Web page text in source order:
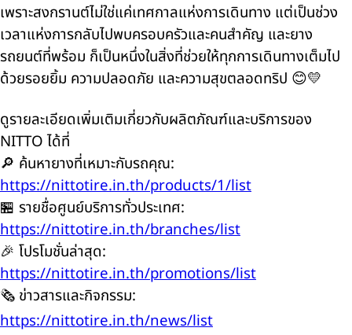
เพราะสงกรานต์ไม่ใช่แค่เทศกาลแห่งการเดินทาง แต่เป็นช่วง
เวลาแห่งการกลับไปพบครอบครัวและคนสำคัญ และยาง
รถยนต์ที่พร้อม ก็เป็นหนึ่งในสิ่งที่ช่วยให้ทุกการเดินทางเต็มไป
ด้วยรอยยิ้ม ความปลอดภัย และความสุขตลอดทริป 😊💛
ดูรายละเอียดเพิ่มเติมเกี่ยวกับผลิตภัณฑ์และบริการของ
NITTO ได้ที่
🔎 ค้นหายางที่เหมาะกับรถคุณ:
https://nittotire.in.th/products/1/list
🏪 รายชื่อศูนย์บริการทั่วประเทศ:
https://nittotire.in.th/branches/list
🎉 โปรโมชั่นล่าสุด:
https://nittotire.in.th/promotions/list
🗞️ ข่าวสารและกิจกรรม:
https://nittotire.in.th/news/list